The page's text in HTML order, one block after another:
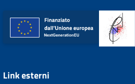
Link esterni